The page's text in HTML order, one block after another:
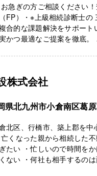
急ぎの方ご相談ください
FP）・※上級相続診断士
合的な課題解決をサポート
かつ最適なご提案を徹底
株式会社
県北九州市小倉南区葛
北区、行橋市、築上郡を
くなった親から相続した
たい ・忙しいので時間を
ない ・何社も相手するの